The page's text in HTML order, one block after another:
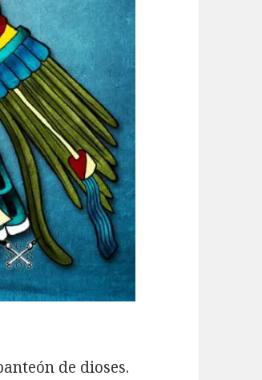
de dioses.